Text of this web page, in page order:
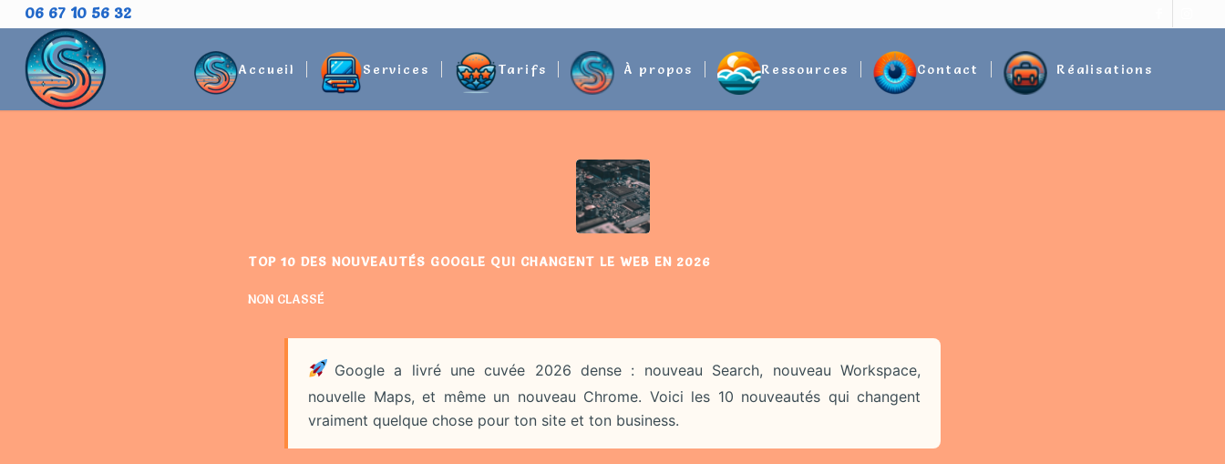
06 67 10 56 32
Accueil Services Tarifs À propos Ressources Contact Réalisations
TOP 10 DES NOUVEAUTÉS GOOGLE QUI CHANGENT LE WEB EN 2026
NON CLASSÉ
Google a livré une cuvée 2026 dense : nouveau Search, nouveau Workspace,
nouvelle Maps, et même un nouveau Chrome. Voici les 10 nouveautés qui changent
vraiment quelque chose pour ton site et ton business.